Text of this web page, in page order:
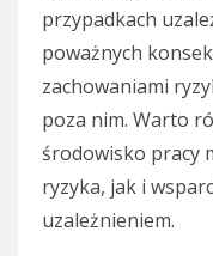
przypadkach
poważnych
zachowaniami
poza nim. Warto
środowisko pracy
ryzyka, jak i
uzależnieniem.